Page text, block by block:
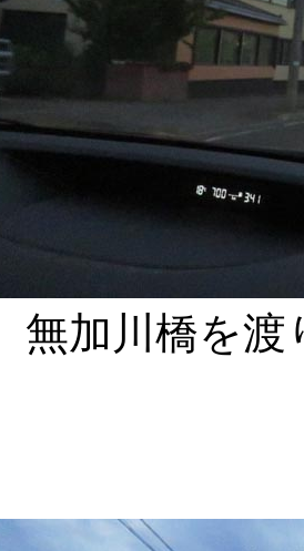
無加川橋を渡